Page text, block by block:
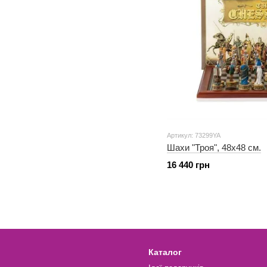
Артикул: 73299YA
Шахи "Троя", 48x48 см.
16 440 грн
Каталог